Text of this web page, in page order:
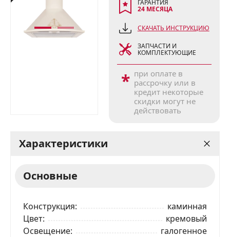
ГАРАНТИЯ
24 МЕСЯЦА
СКАЧАТЬ ИНСТРУКЦИЮ
ЗАПЧАСТИ И
КОМПЛЕКТУЮЩИЕ
* при оплате в
рассрочку или в
кредит некоторые
скидки могут не
действовать
Характеристики
Основные
Конструкция
каминная
Цвет
кремовый
Освещение
галогенное